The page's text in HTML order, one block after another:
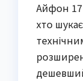
Айфон 17
хто